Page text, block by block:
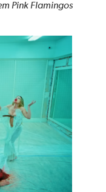
Pink Flamingos